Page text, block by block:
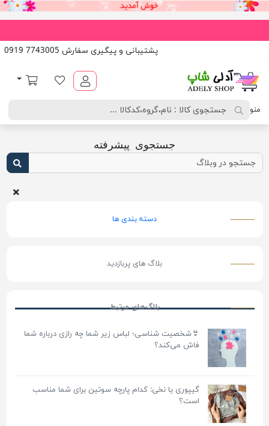
پشتیبانی و پیگیری سفارش 7743005 0919
لیست مورد علاقه
سبد خرید
منو
جستجوی پیشرفته
دسته بندی ها
بلاگ های پربازدید
بلاگ‌های مرتبط
👙شخصیت شناسی؛ لباس زیر شما چه رازی درباره شما
فاش می‌کند؟
گیپوری یا نخی: کدام پارچه سوتین برای شما مناسب
است؟